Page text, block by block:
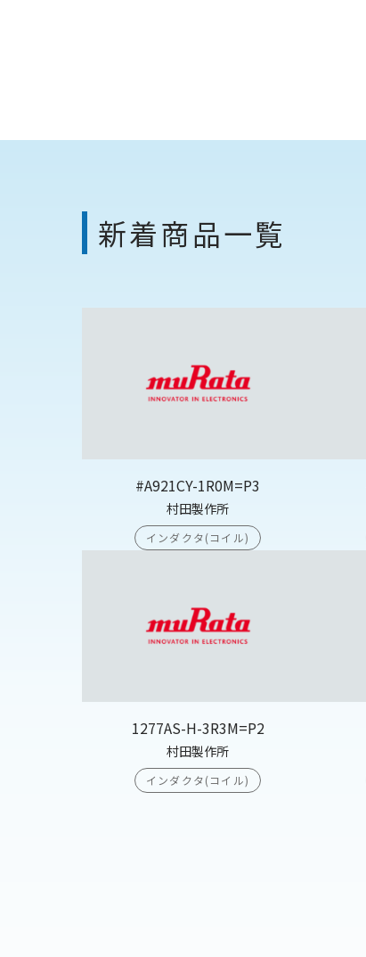
新着商品一覧
#A921CY-1R0M=P3
村田製作所
インダクタ(コイル)
1277AS-H-3R3M=P2
村田製作所
インダクタ(コイル)